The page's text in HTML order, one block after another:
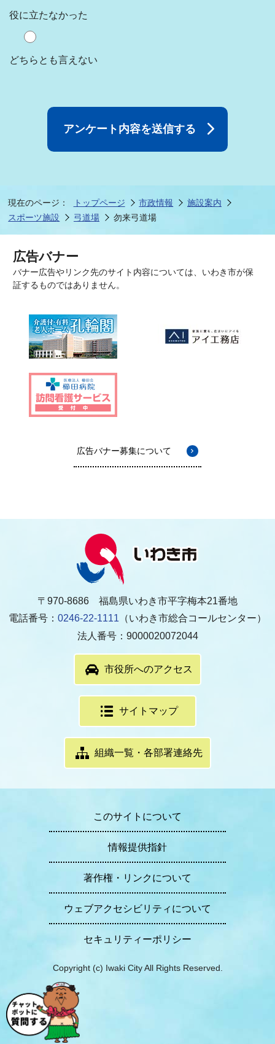
役に立たなかった
どちらとも言えない
現在のページ： トップページ 市政情報
施設案内
スポーツ施設
弓道場 勿来弓道場
広告バナー
バナー広告やリンク先のサイト内容については、いわき市が保
証するものではありません。
広告バナー募集について
〒970-8686 福島県いわき市平字梅本21番地
電話番号： 0246-22-1111 （いわき市総合コールセンター）
法人番号：9000020072044
市役所へのアクセス
サイトマップ
組織一覧・各部署連絡先
このサイトについて
情報提供指針
著作権・リンクについて
ウェブアクセシビリティについて
セキュリティーポリシー
Copyright (c) Iwaki City All Rights Reserved.